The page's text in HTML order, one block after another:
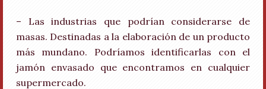
– Las industrias que podrían considerarse de
masas. Destinadas a la elaboración de un producto
más mundano. Podríamos identificarlas con el
jamón envasado que encontramos en cualquier
supermercado.